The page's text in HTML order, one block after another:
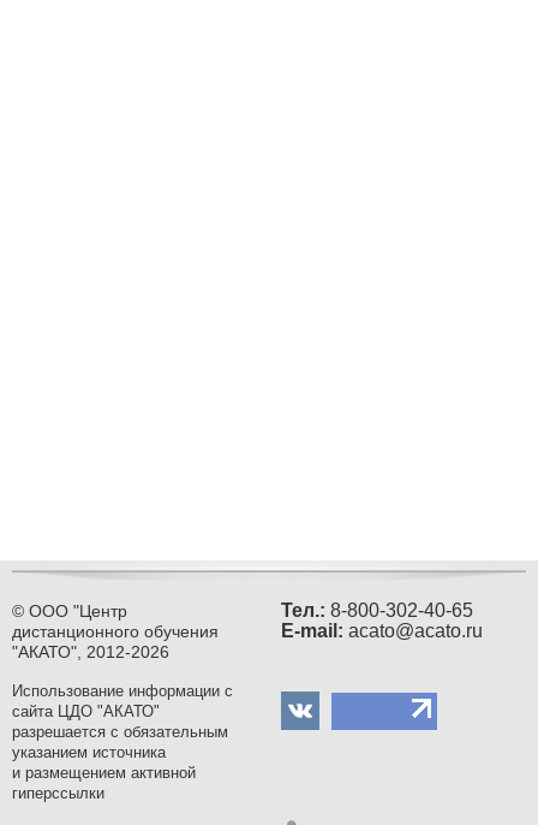
© ООО "Центр
дистанционного обучения
"АКАТО", 2012-2026
Тел.: 8-800-302-40-65
Е-mail: acato@acato.ru
Использование информации с
сайта ЦДО "АКАТО"
разрешается с обязательным
указанием источника
и размещением активной
гиперссылки